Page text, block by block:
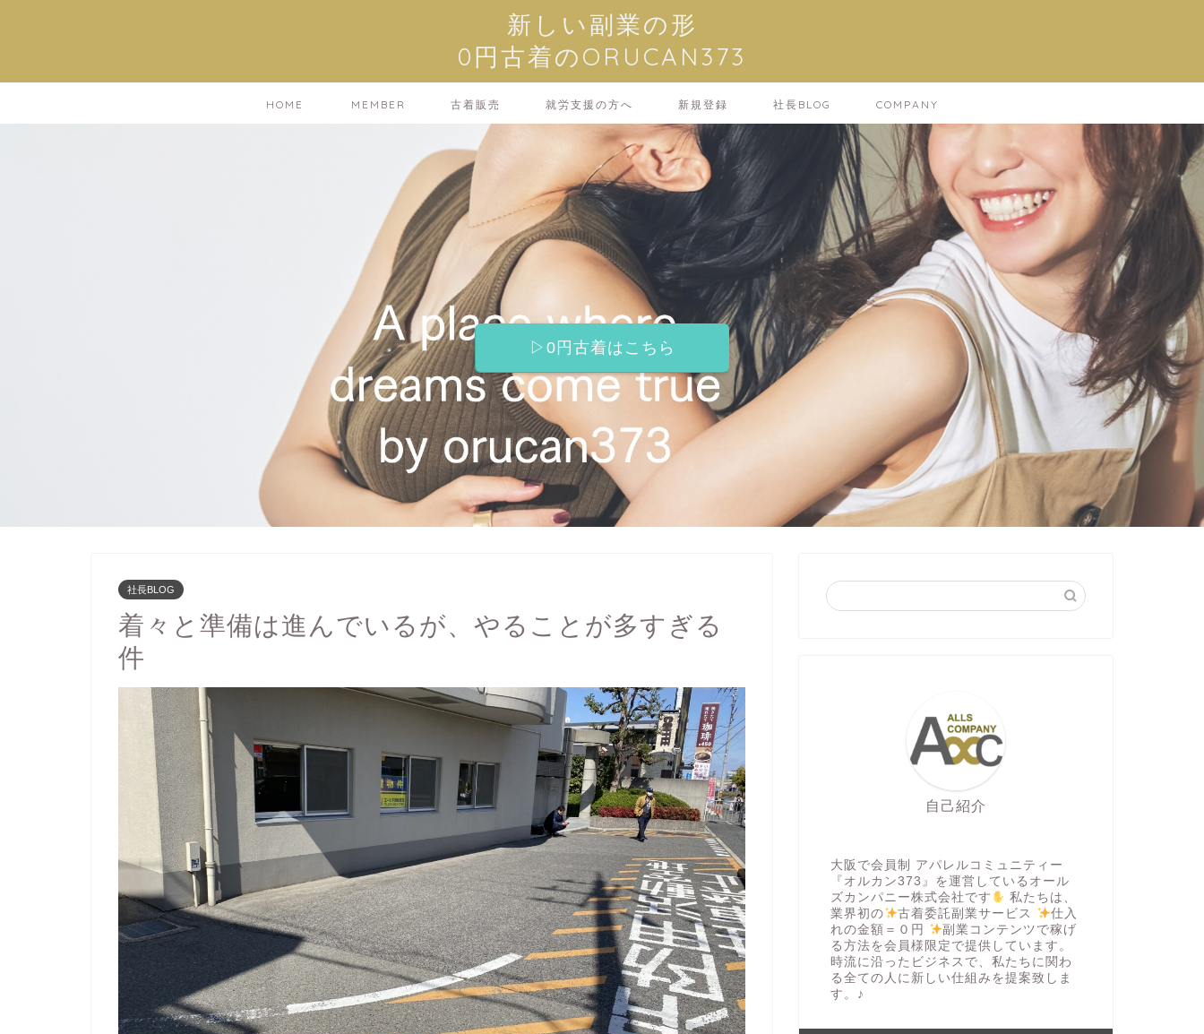
新しい副業の形
0円古着のORUCAN373
HOME MEMBER 古着販売 就労支援の方へ 新規登録 社長BLOG COMPANY
▷0円古着はこちら
社長BLOG
着々と準備は進んでいるが、やることが多すぎる
件
自己紹介
大阪で会員制 アパレルコミュニティー
『オルカン373』を運営しているオール
ズカンパニー株式会社です
私たちは、
業界初の
古着委託副業サービス
仕入
れの金額＝０円
副業コンテンツで稼げ
る方法を会員様限定で提供しています。
時流に沿ったビジネスで、私たちに関わ
る全ての人に新しい仕組みを提案致しま
す。♪